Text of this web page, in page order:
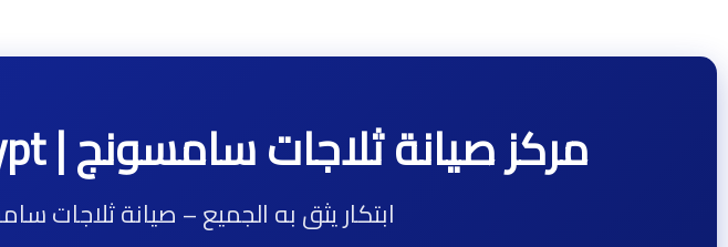
مركز صيانة ثلاجات سامسونج | Samsung Service Egypt
ابتكار يثق به الجميع – صيانة ثلاجات